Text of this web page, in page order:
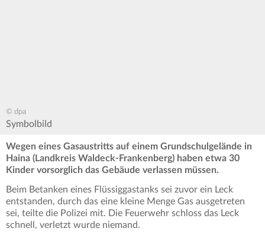
© dpa
Symbolbild
Wegen eines Gasaustritts auf einem Grundschulgelände in
Haina (Landkreis Waldeck-Frankenberg) haben etwa 30
Kinder vorsorglich das Gebäude verlassen müssen.
Beim Betanken eines Flüssiggastanks sei zuvor ein Leck
entstanden, durch das eine kleine Menge Gas ausgetreten
sei, teilte die Polizei mit. Die Feuerwehr schloss das Leck
schnell, verletzt wurde niemand.